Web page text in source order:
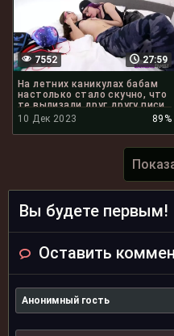
27:59
7552
На летних каникулах бабам
настолько стало скучно, что
те вылизали друг другу писи
10 Дек 2023
89%
Вы будете первым!
Оставить